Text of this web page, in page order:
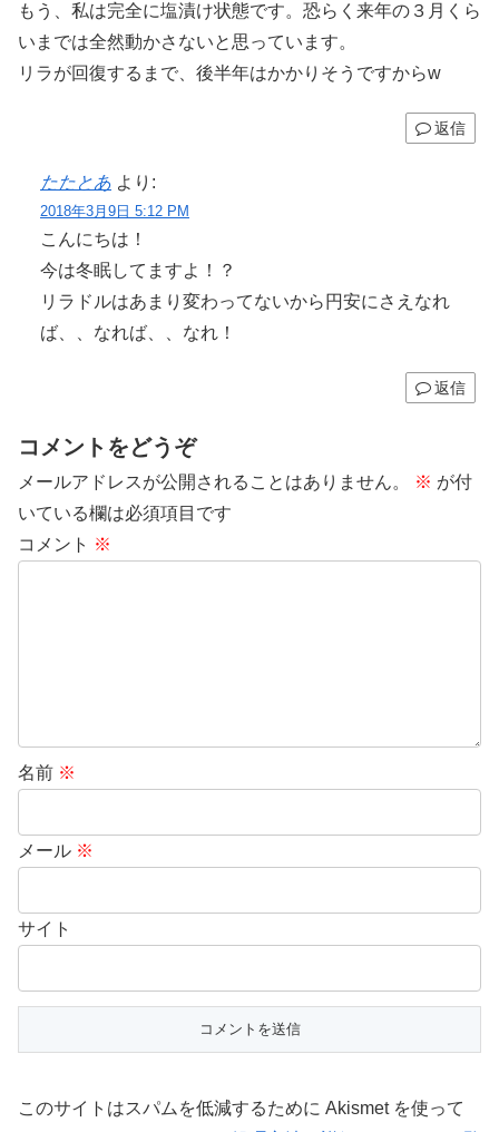
もう、私は完全に塩漬け状態です。恐らく来年の３月くら
いまでは全然動かさないと思っています。
リラが回復するまで、後半年はかかりそうですからw
返信
たたとあ より:
2018年3月9日 5:12 PM
こんにちは！
今は冬眠してますよ！？
リラドルはあまり変わってないから円安にさえなれ
ば、、なれば、、なれ！
返信
コメントをどうぞ
メールアドレスが公開されることはありません。 ※ が付
いている欄は必須項目です
コメント ※
名前 ※
メール ※
サイト
このサイトはスパムを低減するために Akismet を使って